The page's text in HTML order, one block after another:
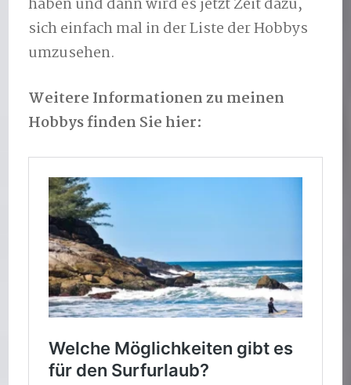
sich einfach mal in der Liste der Hobbys
umzusehen.
Weitere Informationen zu meinen
Hobbys finden Sie hier: